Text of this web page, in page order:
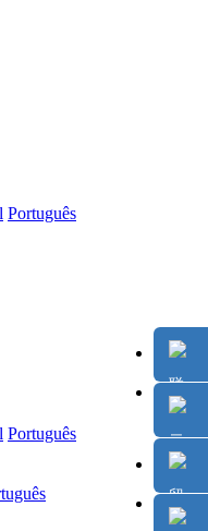
Português
Português